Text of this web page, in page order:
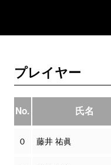
プレイヤー
No. 氏名
０ 藤井 祐眞